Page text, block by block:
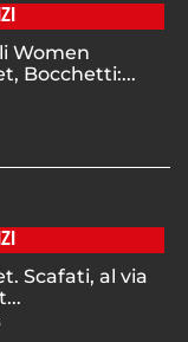
Women
Bocchetti:...
Scafati, al via